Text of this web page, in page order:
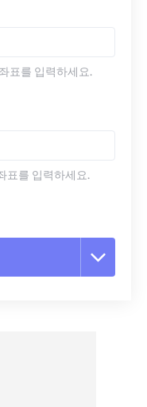
표를 입력하세요.
표를 입력하세요.